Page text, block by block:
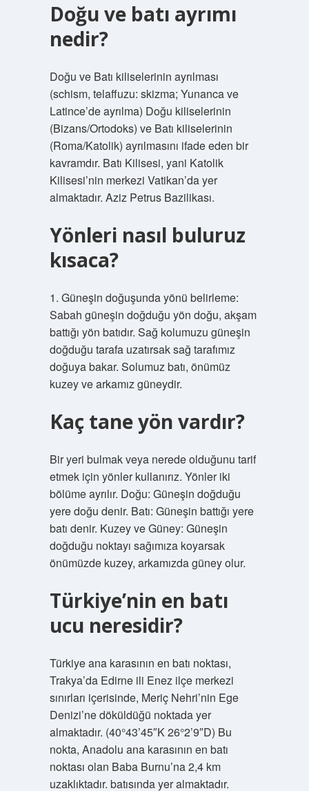
Doğu ve batı ayrımı
nedir?
Doğu ve Batı kiliselerinin ayrılması
(schism, telaffuzu: skizma; Yunanca ve
Latince’de ayrılma) Doğu kiliselerinin
(Bizans/Ortodoks) ve Batı kiliselerinin
(Roma/Katolik) ayrılmasını ifade eden bir
kavramdır. Batı Kilisesi, yani Katolik
Kilisesi’nin merkezi Vatikan’da yer
almaktadır. Aziz Petrus Bazilikası.
Yönleri nasıl buluruz
kısaca?
1. Güneşin doğuşunda yönü belirleme:
Sabah güneşin doğduğu yön doğu, akşam
battığı yön batıdır. Sağ kolumuzu güneşin
doğduğu tarafa uzatırsak sağ tarafımız
doğuya bakar. Solumuz batı, önümüz
kuzey ve arkamız güneydir.
Kaç tane yön vardır?
Bir yeri bulmak veya nerede olduğunu tarif
etmek için yönler kullanırız. Yönler iki
bölüme ayrılır. Doğu: Güneşin doğduğu
yere doğu denir. Batı: Güneşin battığı yere
batı denir. Kuzey ve Güney: Güneşin
doğduğu noktayı sağımıza koyarsak
önümüzde kuzey, arkamızda güney olur.
Türkiye’nin en batı
ucu neresidir?
Türkiye ana karasının en batı noktası,
Trakya’da Edirne ili Enez ilçe merkezi
sınırları içerisinde, Meriç Nehri’nin Ege
Denizi’ne döküldüğü noktada yer
almaktadır. (40°43’45″K 26°2’9″D) Bu
nokta, Anadolu ana karasının en batı
noktası olan Baba Burnu’na 2,4 km
uzaklıktadır. batısında yer almaktadır.